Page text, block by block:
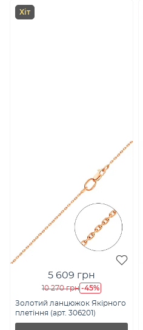
Хіт
5 609 грн
10 270 грн -45%
Золотий ланцюжок Якірного
плетіння (арт. 306201)